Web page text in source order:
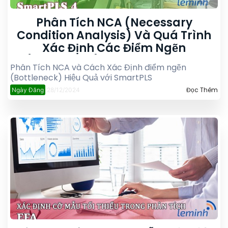
Phân Tích NCA (Necessary
Condition Analysis) Và Quá Trình
Xác Định Các Điểm Ngẽn
(Bottleneck) Sử Dụng Công Cụ
SmartPLS
Phân Tích NCA và Cách Xác Định điểm ngẽn
(Bottleneck) Hiệu Quả với SmartPLS
Ngày Đăng 28/12/2024 Đọc Thêm